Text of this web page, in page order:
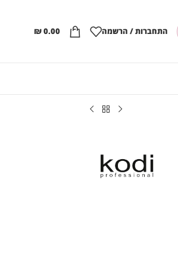
התחברות / הרשמה ₪0.00